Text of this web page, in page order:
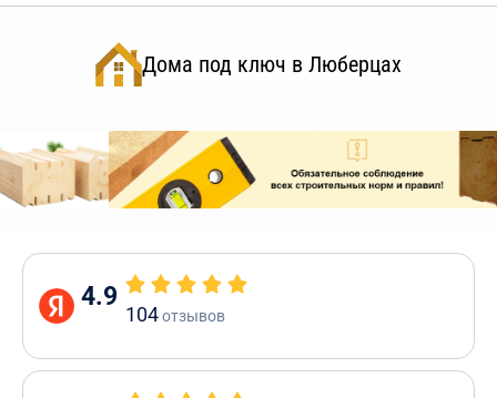
Дома под ключ в Люберцах
4.9
104отзывов